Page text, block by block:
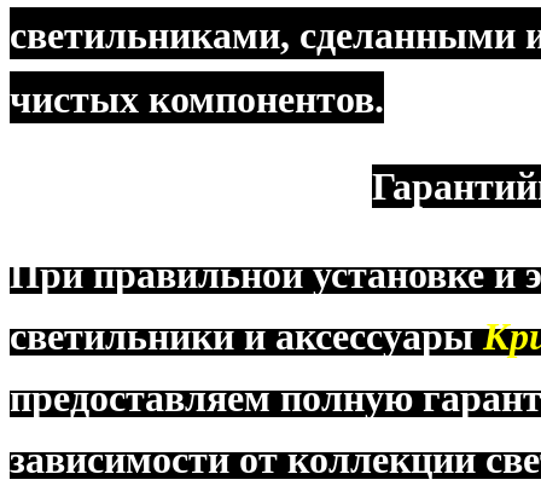
светильниками, сделанными
чистых компонентов.
При правильной установке и
светильники и аксессуары
предоставляем полную
зависимости от коллекции